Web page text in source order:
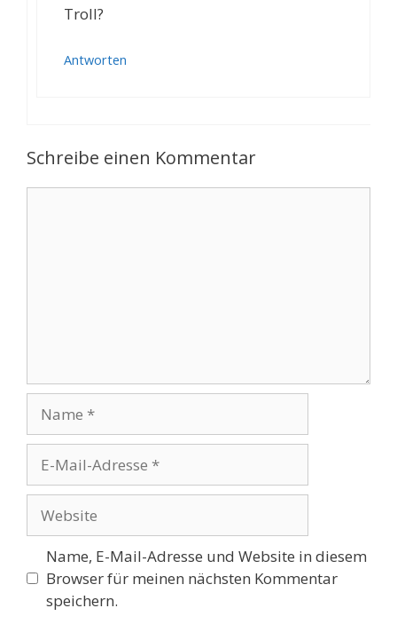
Troll?
Antworten
Schreibe einen Kommentar
Mail-
Adresse
Name, E-Mail-Adresse und Website in diesem
Browser für meinen nächsten Kommentar
speichern.